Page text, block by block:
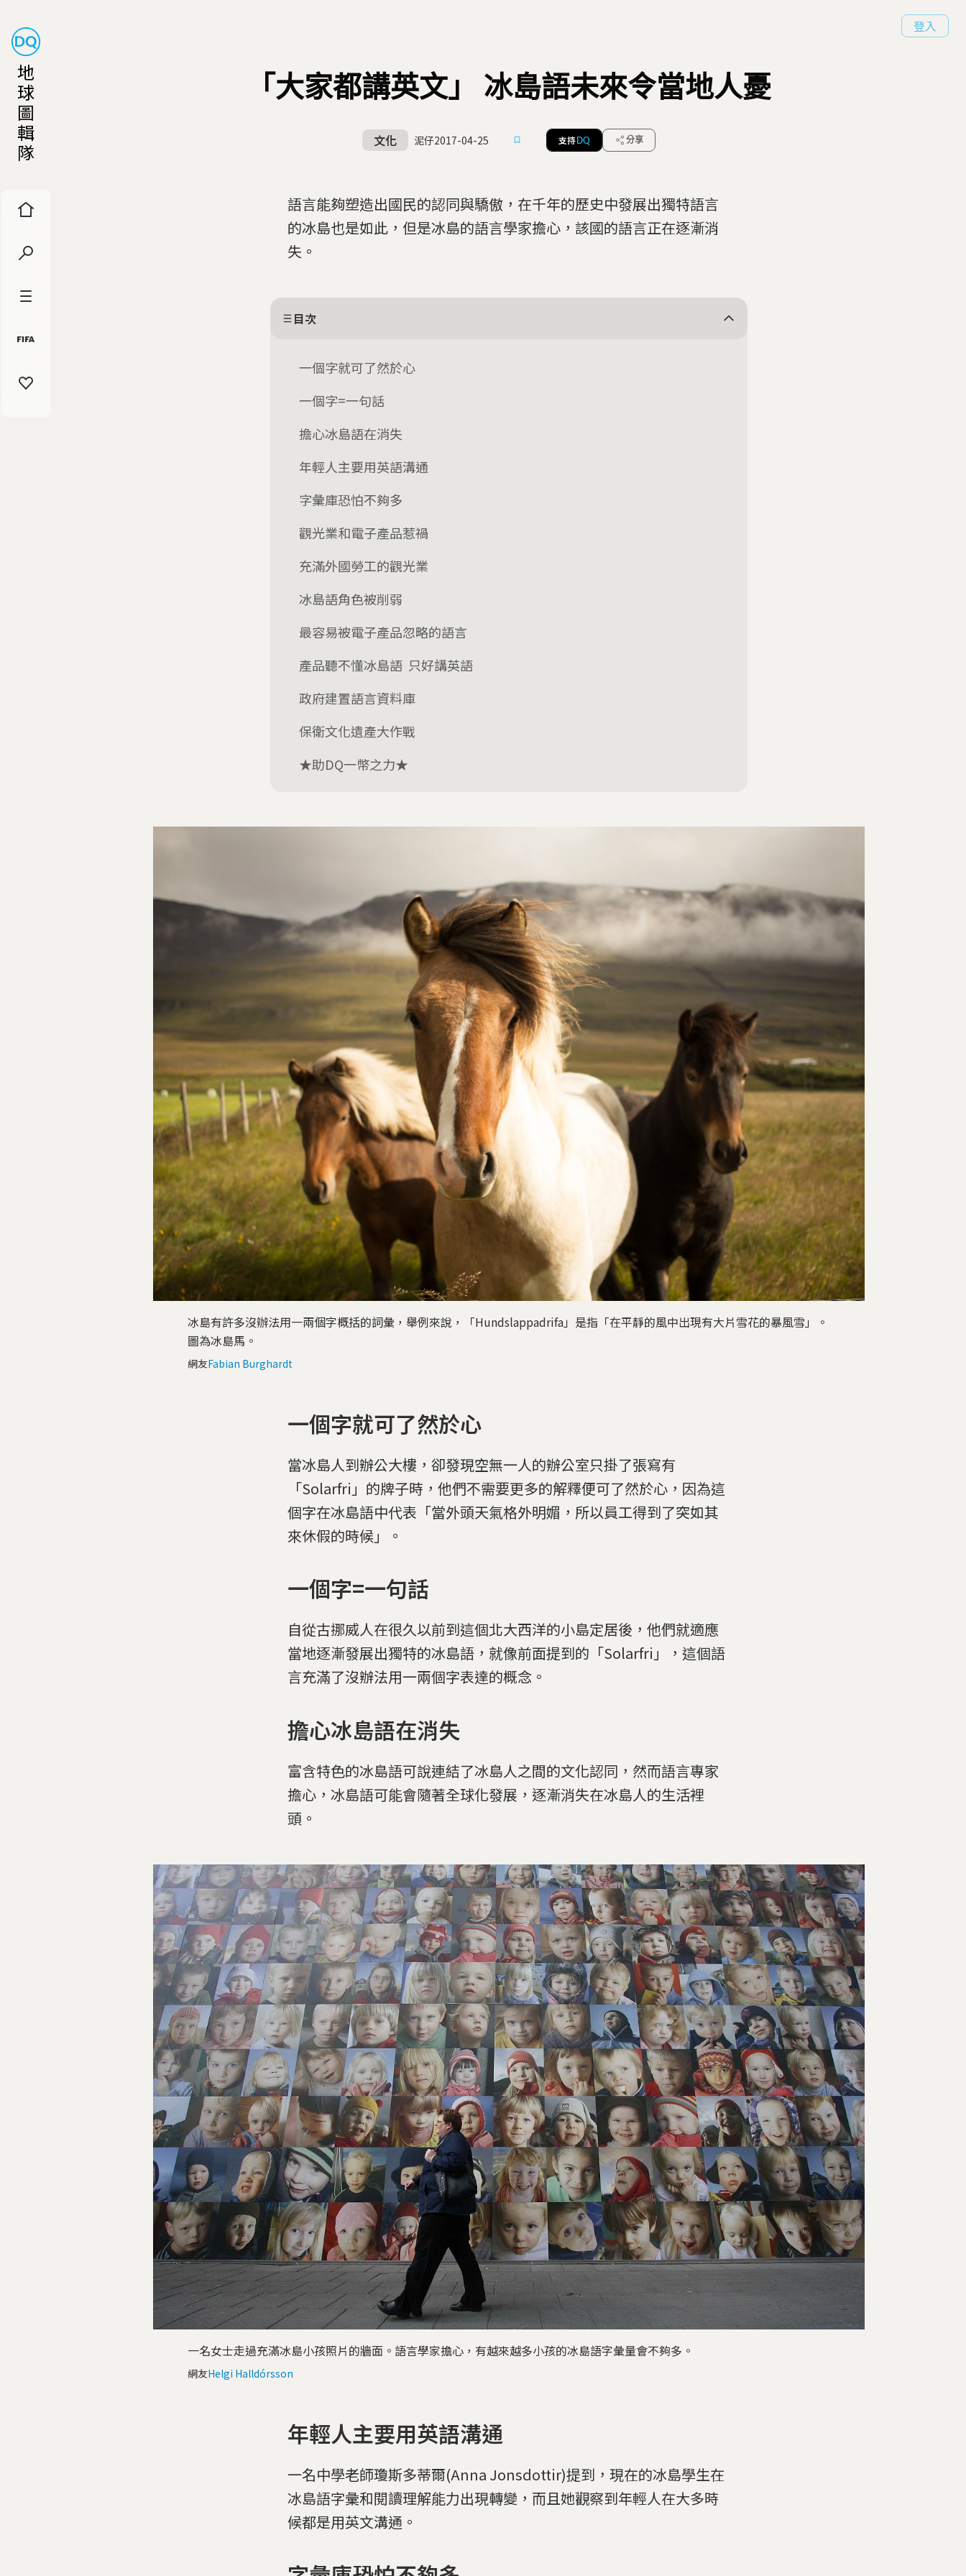
地
球
圖
輯
隊
登入
「大家都講英文」 冰島語未來令當地人憂
文化 泥仔2017-04-25 支持 DQ 分享
語言能夠塑造出國民的認同與驕傲，在千年的歷史中發展出獨特語言
的冰島也是如此，但是冰島的語言學家擔心，該國的語言正在逐漸消
失。
目次
一個字就可了然於心
一個字=一句話
擔心冰島語在消失
年輕人主要用英語溝通
字彙庫恐怕不夠多
觀光業和電子產品惹禍
充滿外國勞工的觀光業
冰島語角色被削弱
最容易被電子產品忽略的語言
產品聽不懂冰島語 只好講英語
政府建置語言資料庫
保衛文化遺產大作戰
★助DQ一幣之力★
冰島有許多沒辦法用一兩個字概括的詞彙，舉例來說，「Hundslappadrifa」是指「在平靜的風中出現有大片雪花的暴風雪」。
圖為冰島馬。
網友Fabian Burghardt
一個字就可了然於心
當冰島人到辦公大樓，卻發現空無一人的辦公室只掛了張寫有
「Solarfri」的牌子時，他們不需要更多的解釋便可了然於心，因為這
個字在冰島語中代表「當外頭天氣格外明媚，所以員工得到了突如其
來休假的時候」。
一個字=一句話
自從古挪威人在很久以前到這個北大西洋的小島定居後，他們就適應
當地逐漸發展出獨特的冰島語，就像前面提到的「Solarfri」，這個語
言充滿了沒辦法用一兩個字表達的概念。
擔心冰島語在消失
富含特色的冰島語可說連結了冰島人之間的文化認同，然而語言專家
擔心，冰島語可能會隨著全球化發展，逐漸消失在冰島人的生活裡
頭。
一名女士走過充滿冰島小孩照片的牆面。語言學家擔心，有越來越多小孩的冰島語字彙量會不夠多。
網友Helgi Halldórsson
年輕人主要用英語溝通
一名中學老師瓊斯多蒂爾(Anna Jonsdottir)提到，現在的冰島學生在
冰島語字彙和閱讀理解能力出現轉變，而且她觀察到年輕人在大多時
候都是用英文溝通。